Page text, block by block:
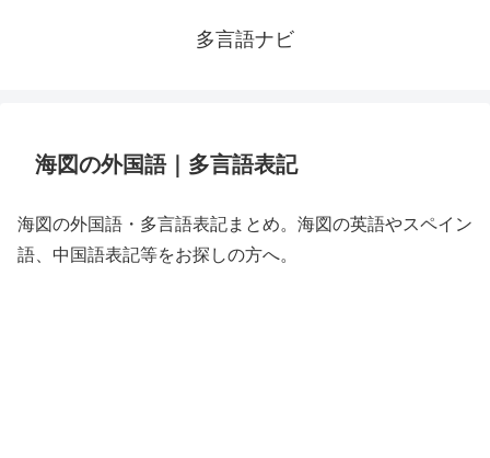
多言語ナビ
海図の外国語｜多言語表記
海図の外国語・多言語表記まとめ。海図の英語やスペイン
語、中国語表記等をお探しの方へ。